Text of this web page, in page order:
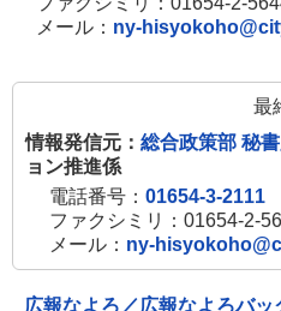
メール： ny-
最
情報発信元： 総合政策部 秘
ョン推進係
電話番号： 01654-3-2111
ファクシミリ：01654-2-
メール： ny-
広報なよろ／広報なよろバッ